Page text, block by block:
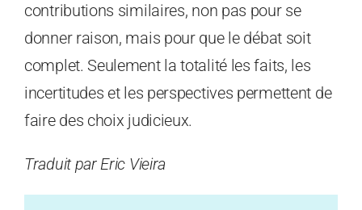
contributions similaires, non pas pour se
donner raison, mais pour que le débat soit
complet. Seulement la totalité les faits, les
incertitudes et les perspectives permettent de
faire des choix judicieux.
Traduit par Eric Vieira